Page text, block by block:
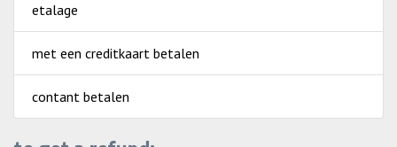
etalage
met een creditkaart betalen
contant betalen